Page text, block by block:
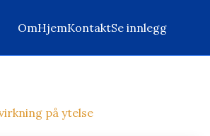
OmHjemKontaktSe innlegg
på ytelse